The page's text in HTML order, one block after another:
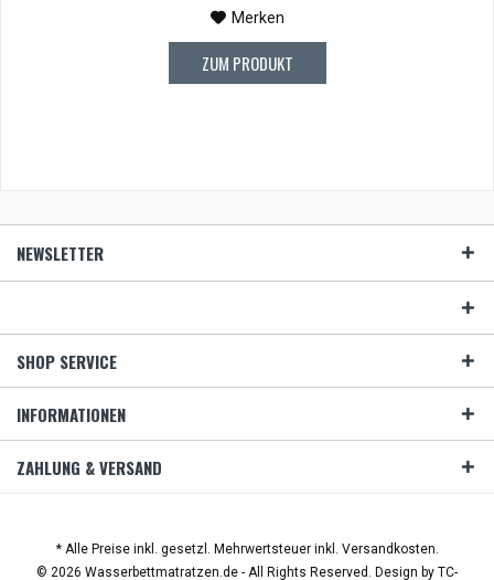
Merken
ZUM PRODUKT
NEWSLETTER
SHOP SERVICE
INFORMATIONEN
ZAHLUNG & VERSAND
* Alle Preise inkl. gesetzl. Mehrwertsteuer inkl. Versandkosten.
© 2026 Wasserbettmatratzen.de - All Rights Reserved. Design by TC-